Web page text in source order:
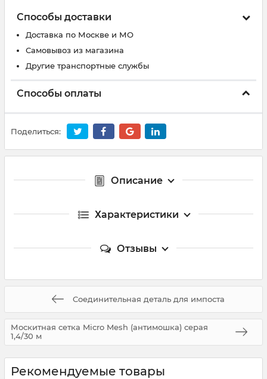
Способы доставки
Доставка по Москве и МО
Самовывоз из магазина
Другие транспортные службы
Способы оплаты
Поделиться:
Описание
Характеристики
Отзывы
Cоединительная деталь для импоста
Москитная сетка Micro Mesh (антимошка) серая
1,4/30 м
Рекомендуемые товары